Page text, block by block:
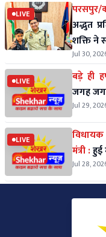
LIVE
अद्भुत
शक्ति ने
Jul 30,
LIVE
जगह
Jul 29,
LIVE
मंत्री :हुई
Jul 28,